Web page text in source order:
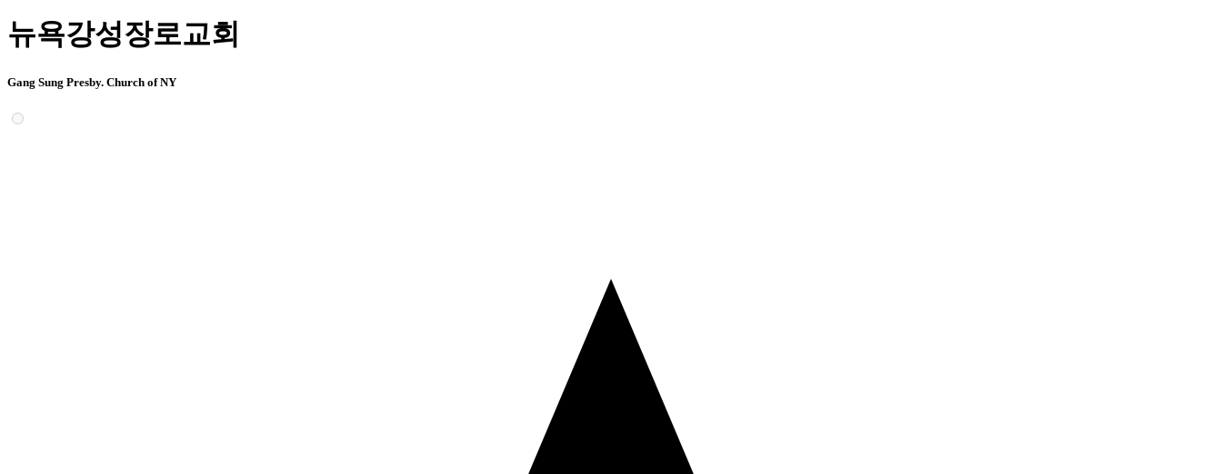
뉴욕강성장로교회
Gang Sung Presby. Church of NY